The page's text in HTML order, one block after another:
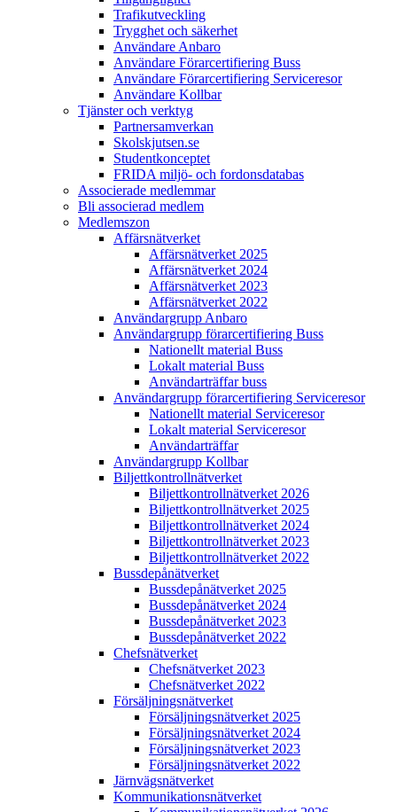
Trafikutveckling
Trygghet och säkerhet
Användare Anbaro
Användare Förarcertifiering Buss
Användare Förarcertifiering Serviceresor
Användare Koll­bar
Tjänster och verktyg
Partner­samverkan
Skolskjutsen.se
Studentkonceptet
FRIDA miljö- och fordonsdatabas
Associerade medlemmar
Bli associerad medlem
Medlemszon
Affärs­nätverket
Affärs­nätverket 2025
Affärs­nätverket 2024
Affärs­nätverket 2023
Affärs­nätverket 2022
Användargrupp Anbaro
Användargrupp förarcertifiering Buss
Nationellt material Buss
Lokalt material Buss
Användarträffar buss
Användargrupp förarcertifiering Serviceresor
Nationellt material Serviceresor
Lokalt material Serviceresor
Användarträffar
Användargrupp Kollbar
Biljettkontroll­nätverket
Biljettkontroll­nätverket 2026
Biljettkontroll­nätverket 2025
Biljettkontroll­nätverket 2024
Biljettkontroll­nätverket 2023
Biljettkontroll­nätverket 2022
Bussdepå­nätverket
Bussdepå­nätverket 2025
Bussdepå­nätverket 2024
Bussdepå­nätverket 2023
Bussdepå­nätverket 2022
Chefs­nätverket
Chefs­nätverket 2023
Chefs­nätverket 2022
Försäljnings­nätverket
Försäljnings­nätverket 2025
Försäljnings­nätverket 2024
Försäljnings­nätverket 2023
Försäljnings­nätverket 2022
Järnvägs­nätverket
Kommunikations­nätverket